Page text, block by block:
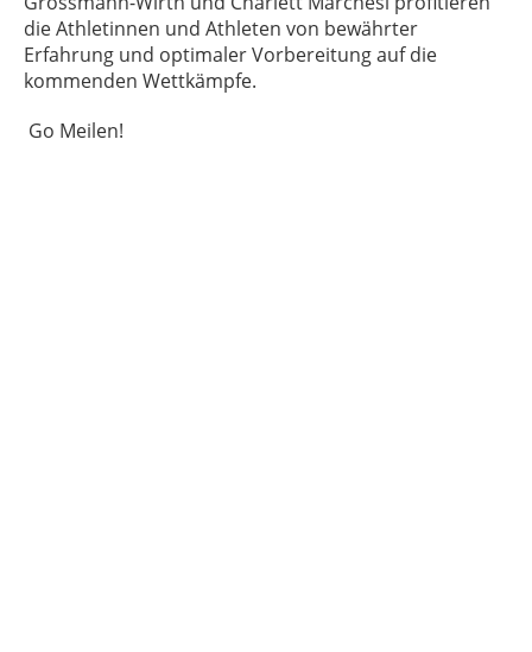
die Athletinnen und Athleten von bewährter
Erfahrung und optimaler Vorbereitung auf die
kommenden Wettkämpfe.
Go Meilen!